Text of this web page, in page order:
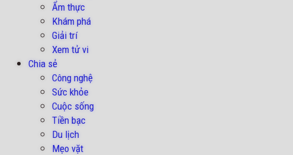
Ẩm thực
Khám phá
Giải trí
Xem tử vi
Chia sẻ
Công nghệ
Sức khỏe
Cuộc sống
Tiền bạc
Du lịch
Mẹo vặt